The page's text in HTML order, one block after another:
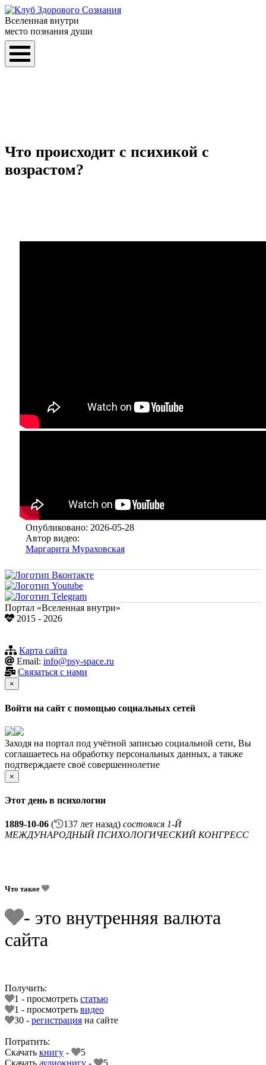
Вселенная внутри
место познания души
Что происходит с психикой с
возрастом?
Опубликовано: 2026-05-28
Автор видео:
Маргарита Мураховская
Портал «Вселенная внутри»
2015 - 2026
Карта сайта
Email: info@psy-space.ru
Связаться с нами
×
Войти на сайт с помощью социальных сетей
Заходя на портал под учётной записью социальной сети, Вы
соглашаетесь на обработку персональных данных, а также
подтверждаете своё совершеннолетие
×
Этот день в психологии
1889-10-06 ( 137 лет назад) состоялся 1-Й
МЕЖДУНАРОДНЫЙ ПСИХОЛОГИЧЕСКИЙ КОНГРЕСС
Что такое
- это внутренняя валюта
сайта
Получить:
1 - просмотреть статью
1 - просмотреть видео
30 - регистрация на сайте
Потратить:
Скачать книгу -
5
Скачать аудиокнигу - 5